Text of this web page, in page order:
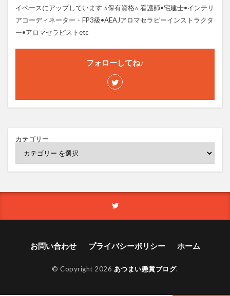
イペースにアップしています ⭐︎保有資格⭐︎ 看護師•宅建士•インテリ
アコーディネーター・FP3級•AEAJアロマセラピーインストラクタ
ー•アロマセラピストetc
フォローしてね♪
カテゴリー
お問い合わせ プライバシーポリシー ホーム
© Copyright 2026 あつまい懸賞ブログ.